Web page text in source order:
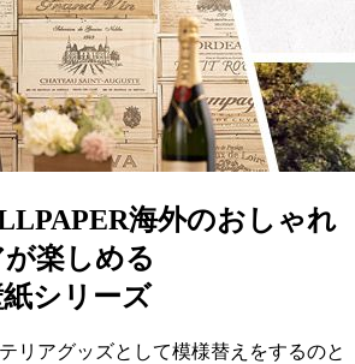
海外のおしゃれ
楽しめる
シリーズ
リアグッズとして模様替えをするのと